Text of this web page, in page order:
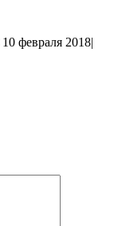
10 февраля 2018|